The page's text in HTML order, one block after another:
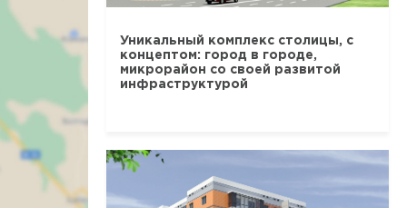
Уникальный комплекс столицы, с
концептом: город в городе,
микрорайон со своей развитой
инфраструктурой